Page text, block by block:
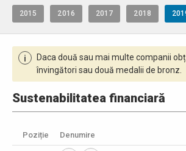
2015 2016 2017 2018
i
Daca două sau mai multe companii
învingători sau două medalii de bronz.
Sustenabilitatea financiară
Poziție Denumire